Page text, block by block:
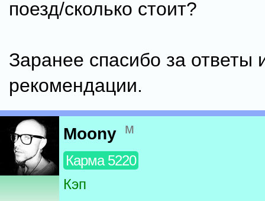
поезд/сколько стоит?
Заранее спасибо за ответы
рекомендации.
Moony м
Карма 5220
Кэп